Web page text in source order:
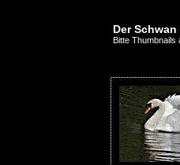
Der
Bitte Thumbnails